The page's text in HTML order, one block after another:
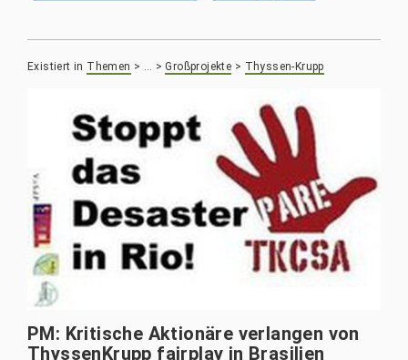
Existiert in Themen > … >Großprojekte > Thyssen-Krupp
PM: Kritische Aktionäre verlangen von
ThyssenKrupp fairplay in Brasilien